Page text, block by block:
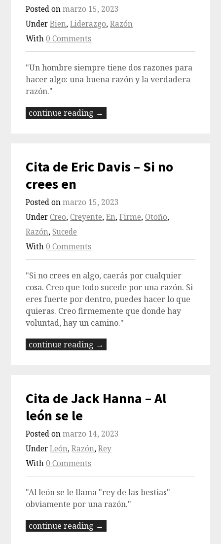
Posted onmarzo 15, 2023
UnderBien,Liderazgo,Razón
With0 Comments
"Un hombre siempre tiene dos razones para
hacer algo: una buena razón y la verdadera
razón."
continue reading →
Cita de Eric Davis – Si no
crees en
Posted onmarzo 15, 2023
UnderCreo,Creyente,En,Firme,Otoño,
Razón,Sucede
With0 Comments
"Si no crees en algo, caerás por cualquier
cosa. Creo que todo sucede por una razón. Si
eres fuerte por dentro, puedes hacer lo que
quieras. Creo firmemente que donde hay
voluntad, hay un camino."
continue reading →
Cita de Jack Hanna – Al
león se le
Posted onmarzo 14, 2023
UnderLeón,Razón,Rey
With0 Comments
"Al león se le llama "rey de las bestias"
obviamente por una razón."
continue reading →